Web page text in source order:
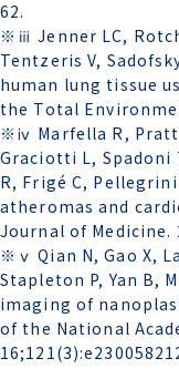
62.
※ⅲ Jenner LC,
Tentzeris V,
human lung tissue
the Total
※ⅳ Marfella R,
Graciotti L, Spadoni
R, Frigé C,
atheromas and
Journal of Medicine.
※ⅴ Qian N, Gao X,
Stapleton P, Yan B,
imaging of
of the National